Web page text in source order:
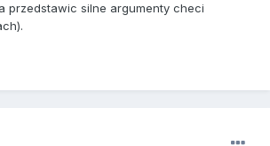
przedstawic silne argumenty checi